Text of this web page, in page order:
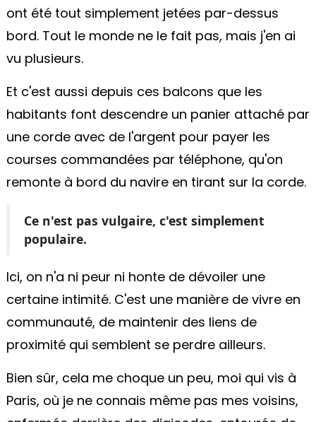
ont été tout simplement jetées par-dessus
bord. Tout le monde ne le fait pas, mais j'en ai
vu plusieurs.
Et c'est aussi depuis ces balcons que les
habitants font descendre un panier attaché par
une corde avec de l'argent pour payer les
courses commandées par téléphone, qu'on
remonte à bord du navire en tirant sur la corde.
Ce n'est pas vulgaire, c'est simplement
populaire.
Ici, on n'a ni peur ni honte de dévoiler une
certaine intimité. C'est une manière de vivre en
communauté, de maintenir des liens de
proximité qui semblent se perdre ailleurs.
Bien sûr, cela me choque un peu, moi qui vis à
Paris, où je ne connais même pas mes voisins,